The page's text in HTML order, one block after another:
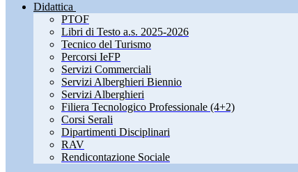
Didattica
PTOF
Libri di Testo a.s. 2025-2026
Tecnico del Turismo
Percorsi IeFP
Servizi Commerciali
Servizi Alberghieri Biennio
Servizi Alberghieri
Filiera Tecnologico Professionale (4+2)
Corsi Serali
Dipartimenti Disciplinari
RAV
Rendicontazione Sociale